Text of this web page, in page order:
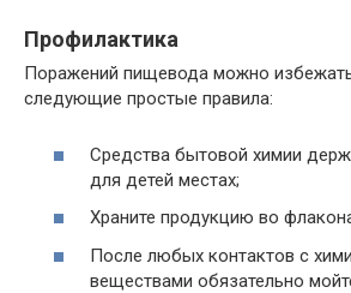
Профилактика
Поражений пищевода можно
следующие простые правила:
Средства бытовой химии
для детей местах;
Храните продукцию во
После любых контактов с
веществами обязательно